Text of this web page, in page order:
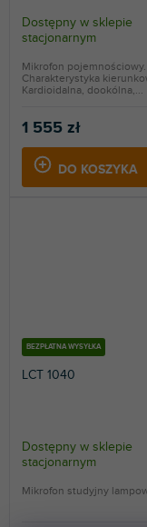
Dostępny w sklepie
stacjonarnym
1 555 zł
DO KOSZYKA
Mikrofon pojemnościowy.
Charakterystyka
Kardioidalna, dookólna,...
BEZPŁATNA WYSYŁKA
LCT 1040
Dostępny w sklepie
stacjonarnym
Mikrofon studyjny